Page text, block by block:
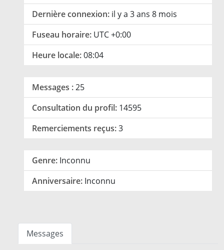
Dernière connexion: il y a 3 ans 8 mois
Fuseau horaire: UTC +0:00
Heure locale:08:04
Messages :25
Consultation du profil: 14595
Remerciements reçus:3
Genre: Inconnu
Anniversaire: Inconnu
Messages